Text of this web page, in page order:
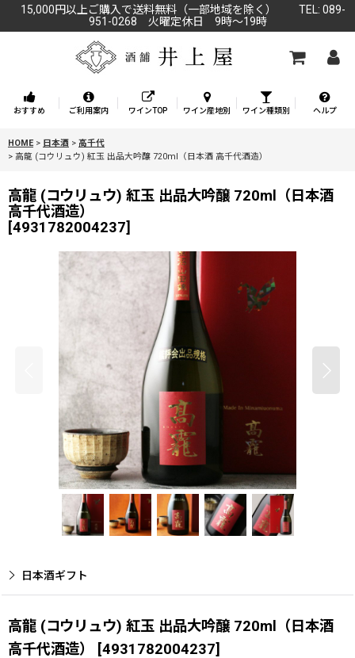
15,000円以上ご購入で送料無料（一部地域を除く） TEL: 089-
951-0268 火曜定休日 9時～19時
おすすめ ご利用案内 ワインTOP ワイン産地別 ワイン種類別 ヘルプ
HOME > 日本酒 > 高千代
> 高龍 (コウリュウ) 紅玉 出品大吟醸 720ml（日本酒 高千代酒造）
高龍 (コウリュウ) 紅玉 出品大吟醸 720ml（日本酒
高千代酒造）
[4931782004237]
日本酒ギフト
高龍 (コウリュウ) 紅玉 出品大吟醸 720ml（日本酒
高千代酒造）
[4931782004237]